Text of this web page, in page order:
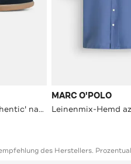
Sneaker 'Blade Authentic' nachtblau
MARC O'POLO
Leinenmix-Hemd
des Herstellers.